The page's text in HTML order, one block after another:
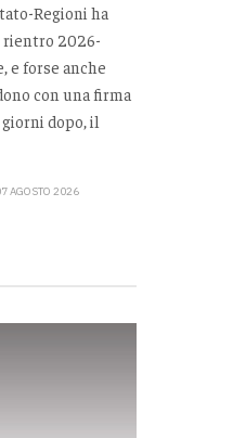
Regioni ha
rientro 2026-
e forse anche
con una firma
dopo, il
AGOSTO 2026